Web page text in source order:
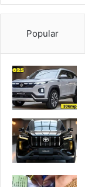
Popular